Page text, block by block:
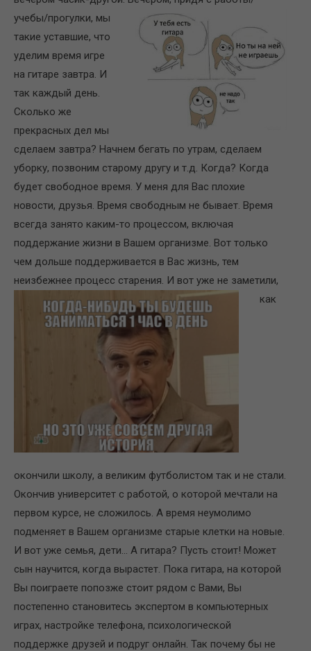
учебы/прогулки, мы
такие уставшие, что
уделим время игре
на гитаре завтра. И
так каждый день.
Сколько же
прекрасных дел мы
сделаем завтра? Начнем бегать по утрам, сделаем
уборку, позвоним старому другу и т.д. Когда? Когда
будет свободное время. У меня для Вас плохие
новости, друзья. Время свободным не бывает. Время
всегда занято каким-то процессом, включая
поддержание жизни в Вашем организме. Вот только
чем дольше поддерживается в Вас жизнь, тем
неизбежнее процесс старения. И вот уже не заметили,
как
окончили школу, а великим футболистом так и не стали.
Окончив университет с работой, о которой мечтали на
первом курсе, не сложилось. А время неумолимо
подменяет в Вашем организме старые клетки на новые.
И вот уже семья, дети… А гитара? Пусть стоит! Может
сын научится, когда вырастет. Пока гитара, на которой
Вы поиграете попозже стоит рядом с Вами, Вы
постепенно становитесь экспертом в компьютерных
играх, настройке телефона, психологической
поддержке друзей и подруг онлайн. Так почему бы не